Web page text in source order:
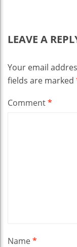
LEAVE A
Your email
fields are marked
Comment*
Name*